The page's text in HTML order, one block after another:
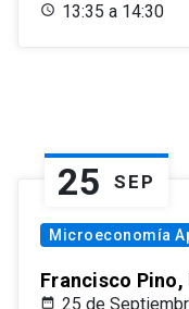
13:35 a 14:30
25 SEP
Microeconomía
Francisco
25 de